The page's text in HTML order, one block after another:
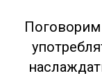
Поговорим